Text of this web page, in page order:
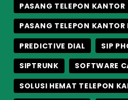
PASANG TELEPON KANTOR
PASANG TELEPON KANTOR
PREDICTIVE DIAL
SIP
SIPTRUNK
SOFTWARE
SOLUSI HEMAT TELEPON